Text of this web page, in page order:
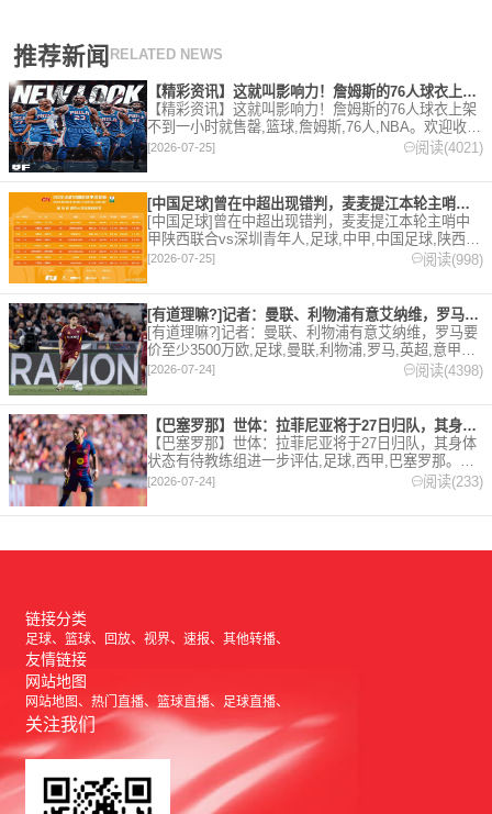
推荐新闻 RELATED NEWS
【精彩资讯】这就叫影响力！詹姆斯的76人球衣上架不到一小时就
【精彩资讯】这就叫影响力！詹姆斯的76人球衣上架
不到一小时就售罄,篮球,詹姆斯,76人,NBA。欢迎收藏
本站，24小时为你更新最新的足球，篮球体育资讯。
[2026-07-25] 阅读(4021)
[中国足球]曾在中超出现错判，麦麦提江本轮主哨中甲陕西联合v
[中国足球]曾在中超出现错判，麦麦提江本轮主哨中
甲陕西联合vs深圳青年人,足球,中甲,中国足球,陕西联
合,深圳青年人,中超。欢迎收藏本站，24小时为你更
[2026-07-25] 阅读(998)
[有道理嘛?]记者：曼联、利物浦有意艾纳维，罗马要价至少35
[有道理嘛?]记者：曼联、利物浦有意艾纳维，罗马要
价至少3500万欧,足球,曼联,利物浦,罗马,英超,意甲。
欢迎收藏本站，24小时为你更新最新的足球，篮球体
育资讯。
[2026-07-24] 阅读(4398)
【巴塞罗那】世体：拉菲尼亚将于27日归队，其身体状态有待教练
【巴塞罗那】世体：拉菲尼亚将于27日归队，其身体
状态有待教练组进一步评估,足球,西甲,巴塞罗那。欢
迎收藏本站，24小时为你更新最新的足球，篮球体育
资讯。
[2026-07-24] 阅读(233)
链接分类
足球 篮球 回放 视界 速报 其他转播
友情链接
网站地图
网站地图 热门直播 篮球直播 足球直播
关注我们